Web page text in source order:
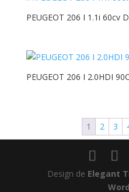
PEUGEOT 206 I 1.1i 60cv
PEUGEOT 206 I 2.0HDI
1 2 3
Design de Elegant